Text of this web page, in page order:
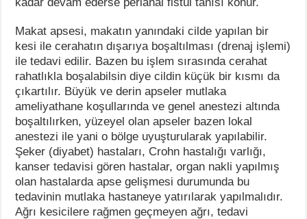
Makat apsesi, makatın yanındaki cilde yapılan bir
kesi ile cerahatın dışarıya boşaltılması (drenaj işlemi)
ile tedavi edilir. Bazen bu işlem sırasında cerahat
rahatlıkla boşalabilsin diye cildin küçük bir kısmı da
çıkartılır. Büyük ve derin apseler mutlaka
ameliyathane koşullarında ve genel anestezi altında
boşaltılırken, yüzeyel olan apseler bazen lokal
anestezi ile yani o bölge uyuşturularak yapılabilir.
Şeker (diyabet) hastaları, Crohn hastalığı varlığı,
kanser tedavisi gören hastalar, organ nakli yapılmış
olan hastalarda apse gelişmesi durumunda bu
tedavinin mutlaka hastaneye yatırılarak yapılmalıdır.
Ağrı kesicilere rağmen geçmeyen ağrı, tedavi